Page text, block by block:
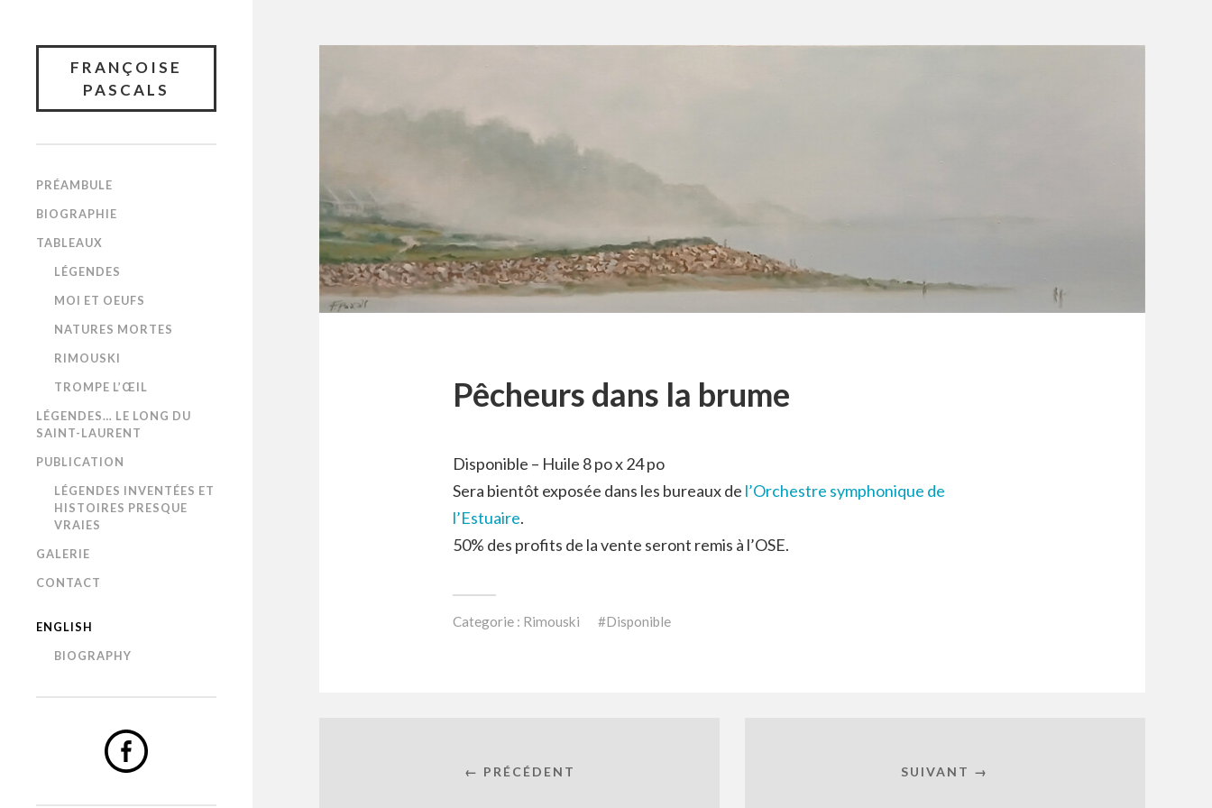
FRANÇOISE
PASCALS
PRÉAMBULE
BIOGRAPHIE
TABLEAUX
LÉGENDES
MOI ET OEUFS
NATURES MORTES
RIMOUSKI
TROMPE L’ŒIL
LÉGENDES… LE LONG DU
SAINT-LAURENT
PUBLICATION
LÉGENDES INVENTÉES ET
HISTOIRES PRESQUE
VRAIES
GALERIE
CONTACT
ENGLISH
BIOGRAPHY
Pêcheurs dans la brume
Disponible – Huile 8 po x 24 po
Sera bientôt exposée dans les bureaux de l’Orchestre symphonique de
l’Estuaire.
50% des profits de la vente seront remis à l’OSE.
Categorie : Rimouski Disponible
← PRÉCÉDENT SUIVANT →